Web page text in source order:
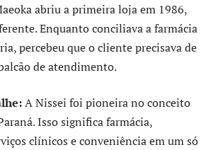
abriu a primeira loja em 1986,
Enquanto conciliava a farmácia
percebeu que o cliente precisava de
de atendimento.
A Nissei foi pioneira no conceito
Isso significa farmácia,
clínicos e conveniência em um só